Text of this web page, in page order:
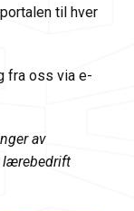
til hver
fra oss via e-
av
lærebedrift